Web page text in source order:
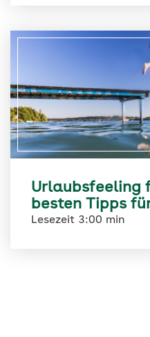
Urlaubsfeeling
besten Tipps
Lesezeit 3:00 min